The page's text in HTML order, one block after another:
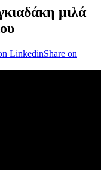
μιλά
LinkedinShare on